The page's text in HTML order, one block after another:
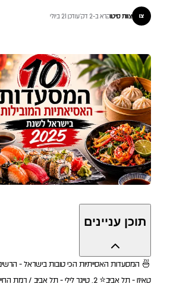
צו צוות סיטוקרא ב-2 דק' עודכן 21 ביולי
תוכן עניינים
🍜 המסעדות האסייתיות הכי טובות בישראל -
טאיזו - תל אביב⭐ 2. טייגר לילי - תל אביב / רמת החייל / הרצליה